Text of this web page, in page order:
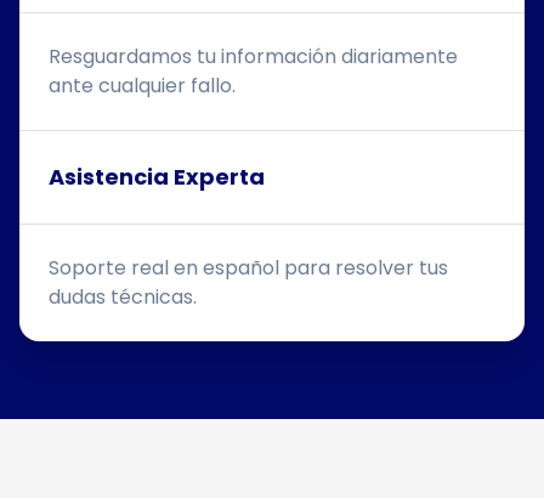
Resguardamos tu información diariamente
ante cualquier fallo.
Asistencia Experta
Soporte real en español para resolver tus
dudas técnicas.